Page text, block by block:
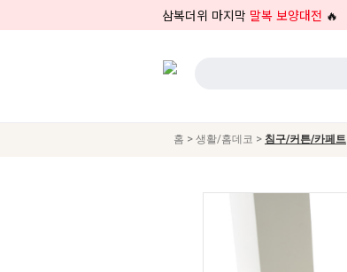
삼복더위 마지막 말복 보양대전 🔥
홈 > 생활/홈데코 > 침구/커튼/카페트